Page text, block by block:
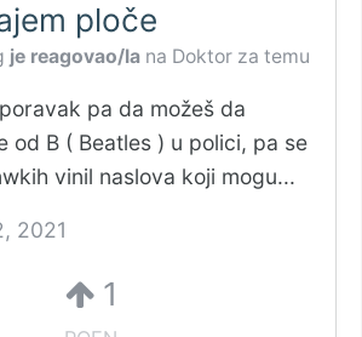
ploče
je reagovao/la na Doktor za temu
pa da možeš da
od B ( Beatles ) u polici, pa se
vinil naslova koji mogu...
2021
1